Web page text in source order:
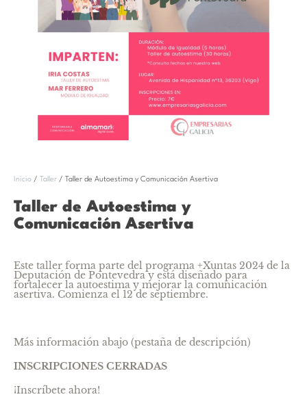
Inicio / Taller / Taller de Autoestima y Comunicación Asertiva
Taller de Autoestima y
Comunicación Asertiva
Este taller forma parte del programa +Xuntas 2024 de la
Deputación de Pontevedra y está diseñado para
fortalecer la autoestima y mejorar la comunicación
asertiva. Comienza el 12 de septiembre.
Más información abajo (pestaña de descripción)
INSCRIPCIONES CERRADAS
¡Inscríbete ahora!